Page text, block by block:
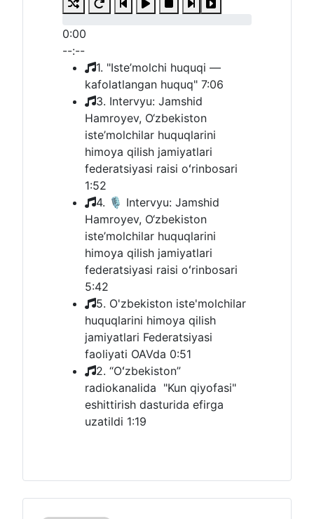
0:00
--:--
1. "Iste’molchi huquqi —
kafolatlangan huquq" 7:06
3. Intervyu: Jamshid
Hamroyev, O‘zbekiston
iste’molchilar huquqlarini
himoya qilish jamiyatlari
federatsiyasi raisi oʻrinbosari
1:52
4. 🎙 Intervyu: Jamshid
Hamroyev, O‘zbekiston
iste’molchilar huquqlarini
himoya qilish jamiyatlari
federatsiyasi raisi oʻrinbosari
5:42
5. O'zbekiston iste'molchilar
huquqlarini himoya qilish
jamiyatlari Federatsiyasi
faoliyati OAVda 0:51
2. “Oʻzbekiston”
radiokanalida "Kun qiyofasi"
eshittirish dasturida efirga
uzatildi 1:19